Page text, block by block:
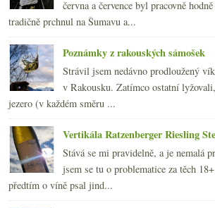
června a července byl pracovně
tradičně prchnul na Šumavu a...
Poznámky z rakouských sámošek
Strávil jsem nedávno prodloužený
v Rakousku. Zatímco ostatní
jezero (v každém směru ...
Vertikála Ratzenberger Riesling
Stává se mi pravidelně, a je nemalá
jsem se tu o problematice za těch
předtím o víně psal jind...